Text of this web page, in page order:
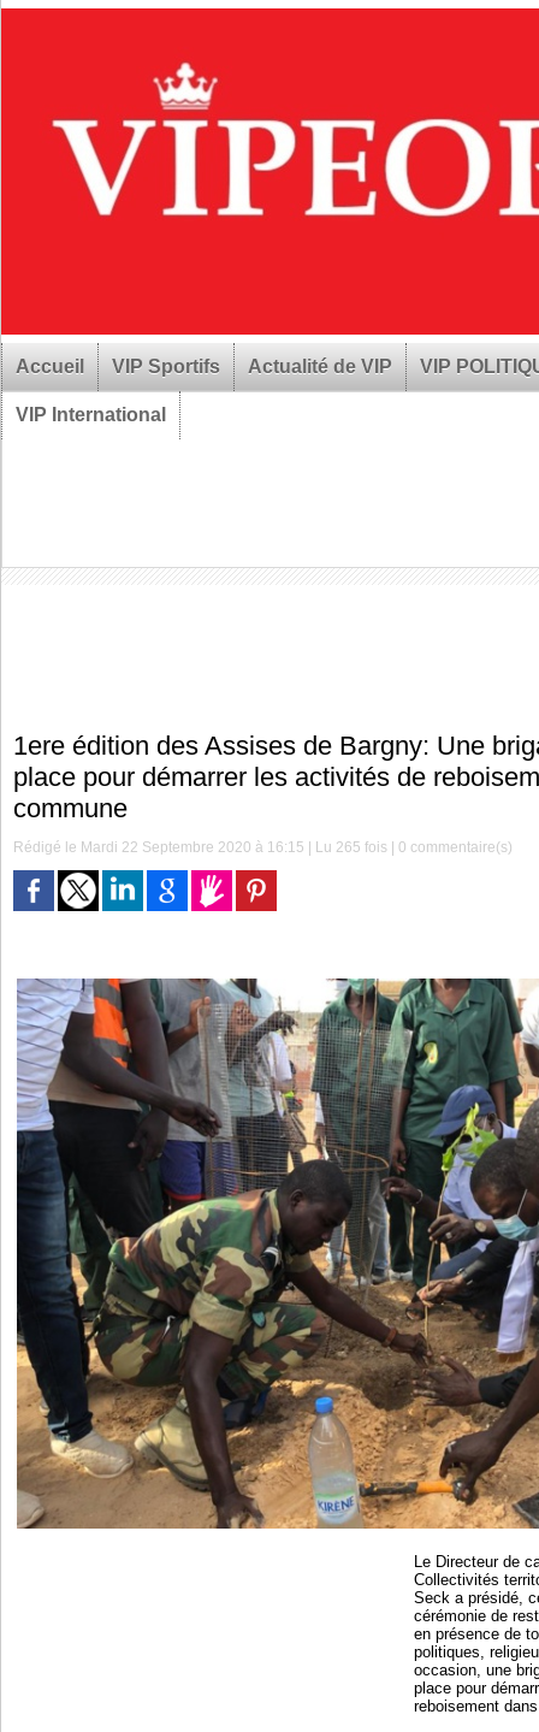
Accueil VIP Sportifs Actualité de VIP VIP
VIP International
1ere édition des Assises de Bargny: Une
place pour démarrer les activités de
commune
Rédigé le Mardi 22 Septembre 2020 à 16:15 | Lu 265 fois |0 commentaire(s)
Le Directeur de
Collectivités
Seck a présidé,
cérémonie de
en présence de
politiques,
occasion, une
place pour
reboisement